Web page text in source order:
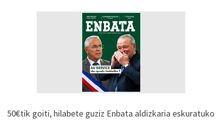
50€tik goiti, hilabete guziz Enbata aldizkaria eskuratuko